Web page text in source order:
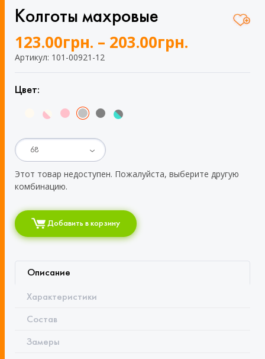
Колготы махровые
123.00грн. – 203.00грн.
Артикул: 101-00921-12
Цвет:
Этот товар недоступен. Пожалуйста, выберите другую
комбинацию.
Добавить в корзину
Описание
Характеристики
Состав
Замеры